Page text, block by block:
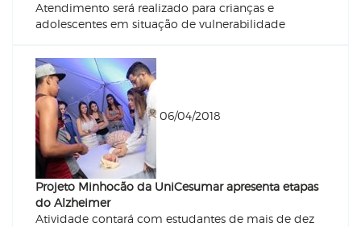
Atendimento será realizado para crianças e
adolescentes em situação de vulnerabilidade
06/04/2018
Projeto Minhocão da UniCesumar apresenta etapas
do Alzheimer
Atividade contará com estudantes de mais de dez